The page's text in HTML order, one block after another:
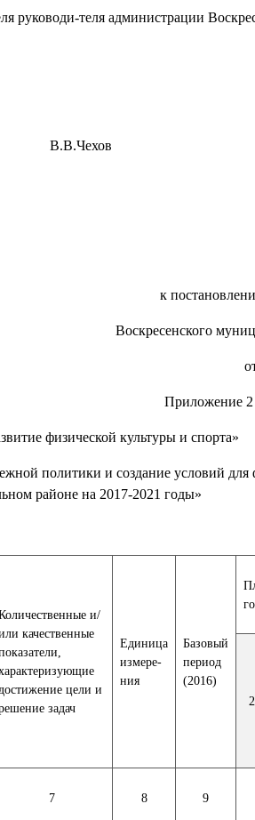
руководи-теля администрации
к
Воскресенского
Приложение 2
физической культуры и спорта»
политики и создание условий
районе на 2017-2021 годы»
и/
качественные
достижение цели и
задач
Единица
измере-
ния
Базовый
период
(2016)
7 8 9